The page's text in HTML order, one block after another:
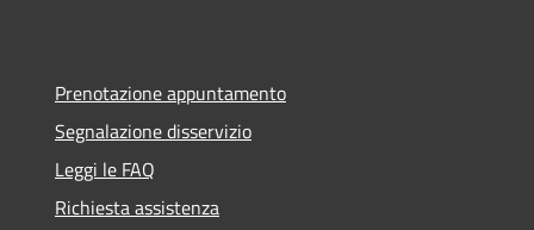
Prenotazione appuntamento
Segnalazione disservizio
Leggi le FAQ
Richiesta assistenza